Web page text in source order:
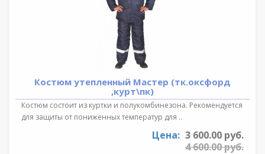
Костюм утепленный Мастер (тк.оксфорд
,курт\пк)
Костюм состоит из куртки и полукомбинезона. Рекомендуется
для защиты от пониженных температур для ..
Цена: 3 600.00 руб.
4 600.00 руб.